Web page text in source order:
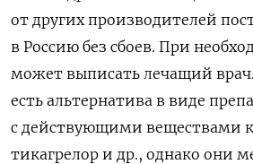
от других производителей
в Россию без сбоев. При
может выписать лечащий
есть альтернатива в виде
с действующими веществами
тикагрелор и др., однако они